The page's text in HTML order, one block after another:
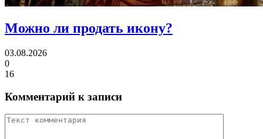
Можно ли продать икону?
03.08.2026
0
16
Комментарий к записи